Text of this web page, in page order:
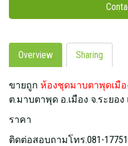
Overview Sharing
ขายถูก ห้องชุดมาบตาพุดเมื
ต.มาบตาพุด อ.เมือง จ.ระยอง
ราคา
ติดต่อสอบถามโทร.081-